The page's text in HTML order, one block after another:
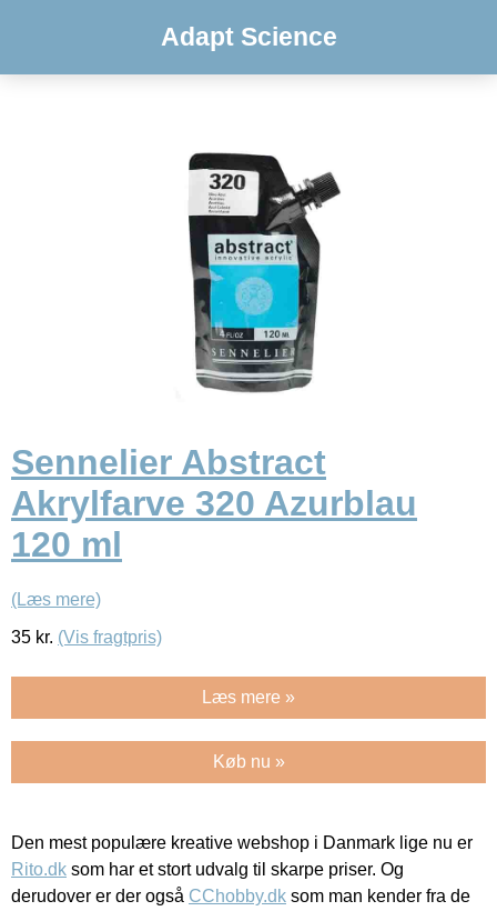
Adapt Science
Sennelier Abstract
Akrylfarve 320 Azurblau
120 ml
(Læs mere)
35 kr. (Vis fragtpris)
Læs mere »
Køb nu »
Den mest populære kreative webshop i Danmark lige nu er
Rito.dk som har et stort udvalg til skarpe priser. Og
derudover er der også CChobby.dk som man kender fra de